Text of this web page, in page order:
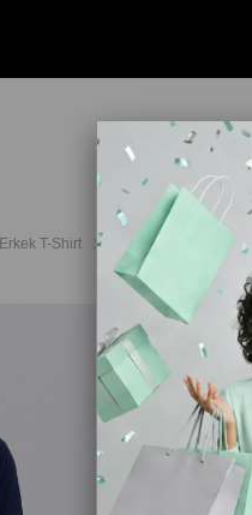
AYAKKABI TERLİK
Erkek T-Shirt Ellesse Erkek T-Shirt